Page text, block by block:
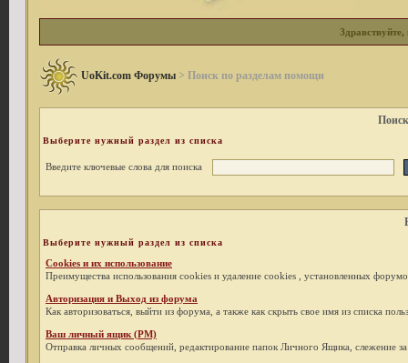
Здравствуйте,
UoKit.com Форумы > Поиск по разделам помощи
Выберите нужный раздел из списка
Введите ключевые слова для поиска
Выберите нужный раздел из списка
Cookies и их использование
Преимущества использования cookies и удаление cookies , установленных
Авторизация и Выход из форума
Как авторизоваться, выйти из форума, а также как скрыть свое имя из списка
Ваш личный ящик (PM)
Отправка личных сообщений, редактирование папок Личного Ящика, слежение